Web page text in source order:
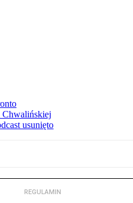
Chwalińskiej
usunięto
REGULAMIN